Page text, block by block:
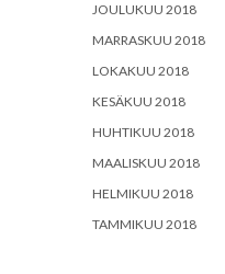
JOULUKUU 2018
MARRASKUU 2018
LOKAKUU 2018
KESÄKUU 2018
HUHTIKUU 2018
MAALISKUU 2018
HELMIKUU 2018
TAMMIKUU 2018